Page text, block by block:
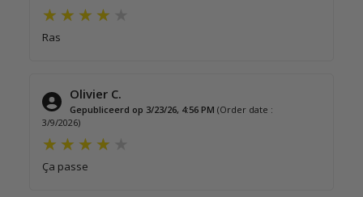
Ras
Olivier C.
Gepubliceerd op 3/23/26, 4:56 PM (Order date :
3/9/2026)
Ça passe